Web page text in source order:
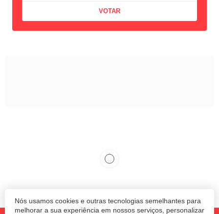
Nós usamos cookies e outras tecnologias semelhantes para
melhorar a sua experiência em nossos serviços, personalizar